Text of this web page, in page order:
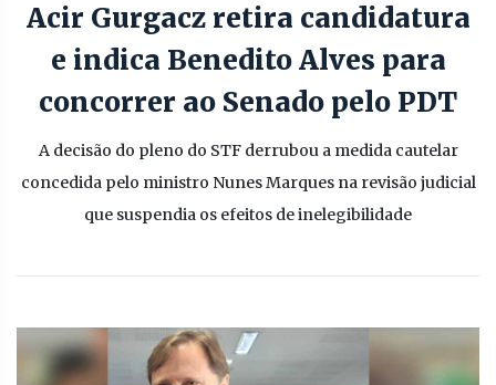
Acir Gurgacz retira candidatura
e indica Benedito Alves para
concorrer ao Senado pelo PDT
A decisão do pleno do STF derrubou a medida cautelar
concedida pelo ministro Nunes Marques na revisão judicial
que suspendia os efeitos de inelegibilidade